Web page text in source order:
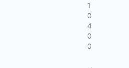
1
0
4
0
0